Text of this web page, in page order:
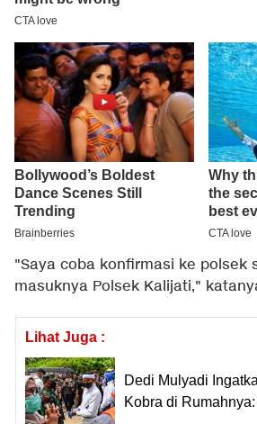
"Saya coba konfirmasi ke polsek
masuknya Polsek Kalijati,"
Lihat Juga :
Dedi Mulyadi
Kobra di